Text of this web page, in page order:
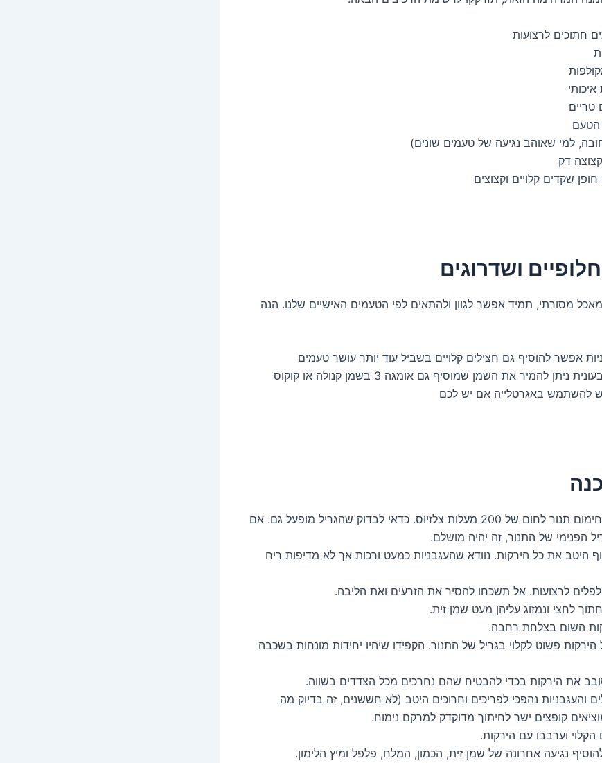
הטעם
למי שאוהב נגיעה של טעמים שונים)
דק
שקדים קלויים וקצוצים
ושדרוגים
מסורתי, תמיד אפשר לגוון ולהתאים לפי הטעמים האישיים שלנו. הנה
אפשר להוסיף גם חצילים קלויים בשביל עוד יותר עושר טעמים
להמיר את השמן שמוסיף גם אומגה 3 בשמן קנולה או קוקוס
להשתמש באגרטלייה אם יש לכם
1. נתחיל מראש בחימום תנור לחום של 200 מעלות צלזיוס. כדאי לבדוק שהגריל מופעל גם. אם
הפנימי של התנור, זה יהיה מושלם.
היטב את כל הירקות. נוודא שהעגבניות כמעט ורכות אך לא מדיפות ריח
הירקות פשוט לקלוי בגריל של התנור. הקפידו שיהיו יחידות מונחות בשכבה
והעגבניות נהפכי לפריכים וחרוכים היטב (לא חששנים, זה בדיוק מה
קופצים ישר לחיתוך מדוקדק למרקם נימוח.